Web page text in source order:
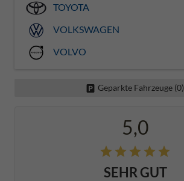
TOYOTA
VOLKSWAGEN
VOLVO
Geparkte Fahrzeuge (0)
5,0
SEHR GUT